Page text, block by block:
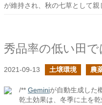
が維持され、秋の七草として親
2021-09-13 土壌環境 農
/** Geminiが自動生成した
乾土効果は、冬季に土を